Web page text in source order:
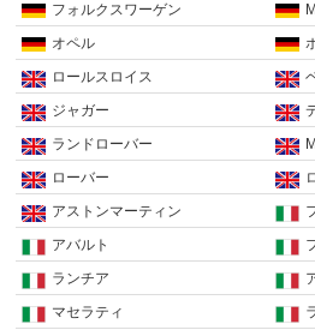
フォルクスワーゲン
オペル
ロールスロイス
ジャガー
ランドローバー
ローバー
アストンマーティン
アバルト
ランチア
マセラティ